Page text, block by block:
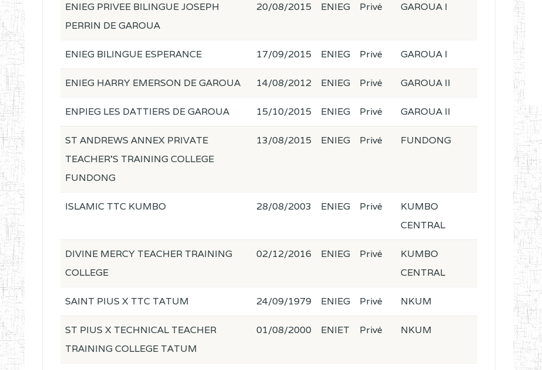
ENIEG PRIVEE BILINGUE JOSEPH
PERRIN DE GAROUA
20/08/2015 ENIEG Privé GAROUA I
ENIEG BILINGUE ESPERANCE 17/09/2015 ENIEG Privé GAROUA I
ENIEG HARRY EMERSON DE GAROUA 14/08/2012 ENIEG Privé GAROUA II
ENPIEG LES DATTIERS DE GAROUA 15/10/2015 ENIEG Privé GAROUA II
ST ANDREWS ANNEX PRIVATE
TEACHER'S TRAINING COLLEGE
FUNDONG
13/08/2015 ENIEG Privé FUNDONG
ISLAMIC TTC KUMBO 28/08/2003 ENIEG Privé
KUMBO
CENTRAL
DIVINE MERCY TEACHER TRAINING
COLLEGE
02/12/2016 ENIEG Privé
KUMBO
CENTRAL
SAINT PIUS X TTC TATUM 24/09/1979 ENIEG Privé NKUM
ST PIUS X TECHNICAL TEACHER
TRAINING COLLEGE TATUM
01/08/2000 ENIET Privé NKUM